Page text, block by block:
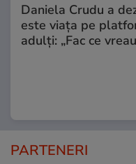
Daniela Crudu a
este viața pe
adulți: „Fac ce
PARTENERI